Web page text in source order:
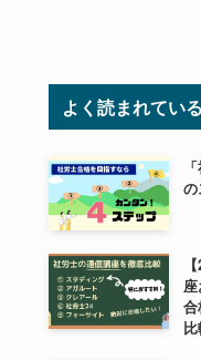
よく読まれてい